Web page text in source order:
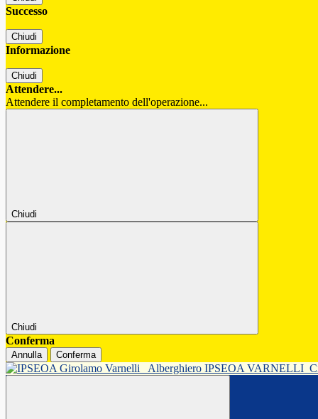
Successo
Chiudi
Informazione
Chiudi
Attendere...
Attendere il completamento dell'operazione...
Chiudi
Chiudi
Conferma
Annulla Conferma
Alberghiero IPSEOA VARNELLI